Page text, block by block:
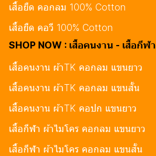
เสื้อยืด คอกลม 100% Cotton
เสื้อยืด คอวี 100% Cotton
SHOP NOW : เสื้อคนงาน - เสื้อกีฬา
เสื้อคนงาน ผ้าTK คอกลม แขนยาว
เสื้อคนงาน ผ้าTK คอกลม แขนสั้น
เสื้อคนงาน ผ้าTK คอปก แขนยาว
เสื้อกีฬา ผ้าไมโคร คอกลม แขนยาว
เสื้อกีฬา ผ้าไมโคร คอกลม แขนสั้น